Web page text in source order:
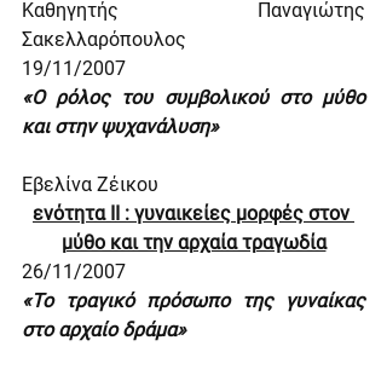
Καθηγητής Παναγιώτης
Σακελλαρόπουλος
19/11/2007
«Ο ρόλος του συμβολικού στο μύθο
και στην ψυχανάλυση»
Εβελίνα Ζέικου
ενότητα ΙΙ : γυναικείες μορφές στον
μύθο και την αρχαία τραγωδία
26/11/2007
«Το τραγικό πρόσωπο της γυναίκας
στο αρχαίο δράμα»